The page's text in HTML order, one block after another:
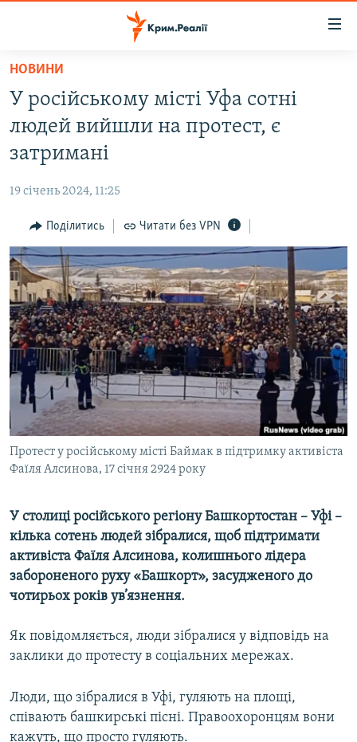
Перейти
основного
матеріалу
до
основної
Перейти
до
пошуку
ВОДА.КРИМ
ВІДЕО ТА ФОТО
БЛОГИ
ПОГЛЯД
ІНТЕРВ'Ю
ВСЕ ЗА ДЕНЬ
СПЕЦПРОЕКТИ
ДЕПОРТАЦІЯ
ВІДЕОУРОКИ «ELIFBE»
СВІДЧЕННЯ ОКУПАЦІЇ
УКРАЇНСЬКА ПРОБЛЕМА КРИМУ
ІНФОГРАФІКА
ЯК ОБІЙТИ БЛОКУВАННЯ
Русский
Qırımtatar
ДОЛУЧАЙСЯ!
Усі сайти RFE/RL
НОВИНИ
У російському місті Уфа сотні
людей вийшли на протест, є
затримані
19 січень 2024, 11:25
Поділитись Читати без VPN
Протест у російському місті Баймак в підтримку активіста
Фаїля Алсинова, 17 січня 2924 року
У столиці російського регіону Башкортостан – Уфі –
кілька сотень людей зібралися, щоб підтримати
активіста Фаїля Алсинова, колишнього лідера
забороненого руху «Башкорт», засудженого до
чотирьох років ув’язнення.
Як повідомляється, люди зібралися у відповідь на
заклики до протесту в соціальних мережах.
Люди, що зібралися в Уфі, гуляють на площі,
співають башкирські пісні. Правоохоронцям вони
кажуть, що просто гуляють.